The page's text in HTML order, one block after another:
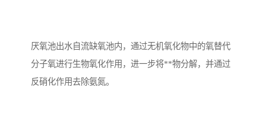
厌氧池出水自流缺氧池内，通过无机氧化物中的氧替代
分子氧进行生物氧化作用，进一步将**物分解，并通过
反硝化作用去除氨氮。
肉制品加工污水处理设备 农村一体化污水处理设备
金属配件洗涤污水处理设